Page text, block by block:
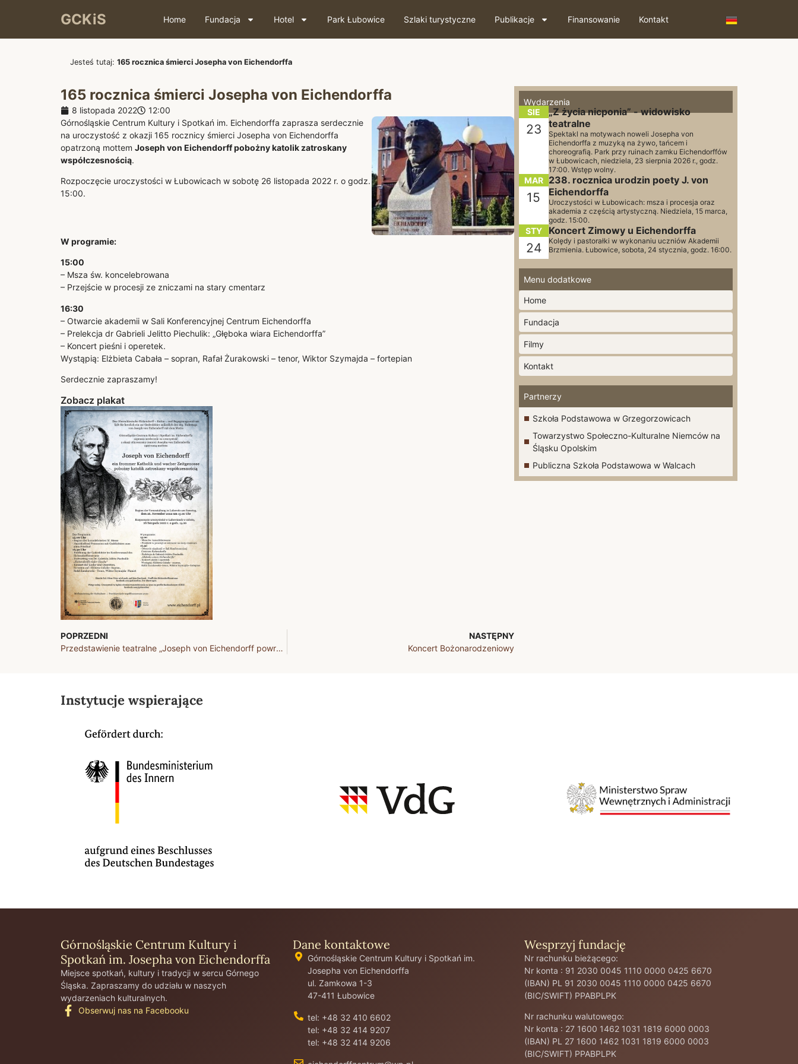
GCKiS Home Fundacja Hotel Park Łubowice Szlaki turystyczne Publikacje Finansowanie Kontakt
Jesteś tutaj: 165 rocznica śmierci Josepha von Eichendorffa
165 rocznica śmierci Josepha von Eichendorffa
8 listopada 2022
12:00
Górnośląskie Centrum Kultury i Spotkań im. Eichendorffa zaprasza serdecznie
na uroczystość z okazji 165 rocznicy śmierci Josepha von Eichendorffa
opatrzoną mottem Joseph von Eichendorff pobożny katolik zatroskany
współczesnością.
Rozpoczęcie uroczystości w Łubowicach w sobotę 26 listopada 2022 r. o godz.
15:00.
W programie:
15:00
– Msza św. koncelebrowana
– Przejście w procesji ze zniczami na stary cmentarz
16:30
– Otwarcie akademii w Sali Konferencyjnej Centrum Eichendorffa
– Prelekcja dr Gabrieli Jelitto Piechulik: „Głęboka wiara Eichendorffa”
– Koncert pieśni i operetek.
Wystąpią: Elżbieta Cabała – sopran, Rafał Żurakowski – tenor, Wiktor Szymajda – fortepian
Serdecznie zapraszamy!
Zobacz plakat
POPRZEDNI
Przedstawienie teatralne „Joseph von Eichendorff powraca do Łubowic”
NASTĘPNY
Koncert Bożonarodzeniowy
Wydarzenia
SIE
23
„Z życia nicponia” - widowisko
teatralne
Spektakl na motywach noweli Josepha von
Eichendorffa z muzyką na żywo, tańcem i
choreografią. Park przy ruinach zamku Eichendorffów
w Łubowicach, niedziela, 23 sierpnia 2026 r., godz.
17:00. Wstęp wolny.
MAR
15
238. rocznica urodzin poety J. von
Eichendorffa
Uroczystości w Łubowicach: msza i procesja oraz
akademia z częścią artystyczną. Niedziela, 15 marca,
godz. 15:00.
STY
24
Koncert Zimowy u Eichendorffa
Kolędy i pastorałki w wykonaniu uczniów Akademii
Brzmienia. Łubowice, sobota, 24 stycznia, godz. 16:00.
Menu dodatkowe
Home
Fundacja
Filmy
Kontakt
Partnerzy
Szkoła Podstawowa w Grzegorzowicach
Towarzystwo Społeczno-Kulturalne Niemców na
Śląsku Opolskim
Publiczna Szkoła Podstawowa w Walcach
Instytucje wspierające
Górnośląskie Centrum Kultury i
Spotkań im. Josepha von Eichendorffa
Miejsce spotkań, kultury i tradycji w sercu Górnego
Śląska. Zapraszamy do udziału w naszych
wydarzeniach kulturalnych.
Obserwuj nas na Facebooku
Dane kontaktowe
Górnośląskie Centrum Kultury i Spotkań im.
Josepha von Eichendorffa
ul. Zamkowa 1-3
47-411 Łubowice
tel: +48 32 410 6602
tel: +48 32 414 9207
tel: +48 32 414 9206
Wesprzyj fundację
Nr rachunku bieżącego:
Nr konta : 91 2030 0045 1110 0000 0425 6670
(IBAN) PL 91 2030 0045 1110 0000 0425 6670
(BIC/SWIFT) PPABPLPK
Nr rachunku walutowego:
Nr konta : 27 1600 1462 1031 1819 6000 0003
(IBAN) PL 27 1600 1462 1031 1819 6000 0003
(BIC/SWIFT) PPABPLPK